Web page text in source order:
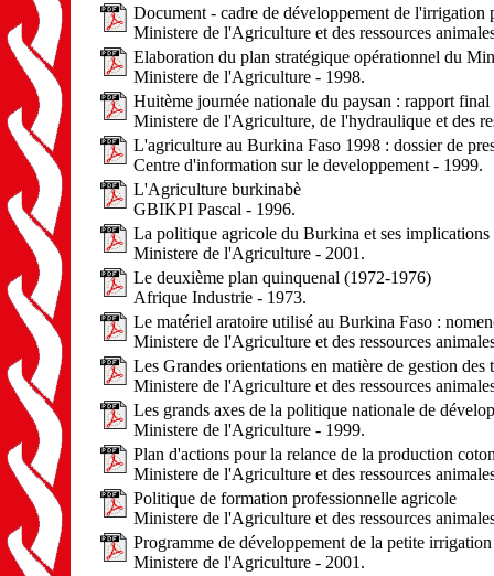
Document - cadre de développement de l'irrigation
Ministere de l'Agriculture et des ressources
Elaboration du plan stratégique opérationnel du
Ministere de l'Agriculture - 1998.
Huitème journée nationale du paysan : rapport final
Ministere de l'Agriculture, de l'hydraulique et des
L'agriculture au Burkina Faso 1998 : dossier de
Centre d'information sur le developpement - 1999.
L'Agriculture burkinabè
GBIKPI Pascal - 1996.
La politique agricole du Burkina et ses implications
Ministere de l'Agriculture - 2001.
Le deuxième plan quinquenal (1972-1976)
Afrique Industrie - 1973.
Le matériel aratoire utilisé au Burkina Faso :
Ministere de l'Agriculture et des ressources
Les Grandes orientations en matière de gestion
Ministere de l'Agriculture et des ressources
Les grands axes de la politique nationale de
Ministere de l'Agriculture - 1999.
Plan d'actions pour la relance de la production
Ministere de l'Agriculture et des ressources
Politique de formation professionnelle agricole
Ministere de l'Agriculture et des ressources
Programme de développement de la petite
Ministere de l'Agriculture - 2001.